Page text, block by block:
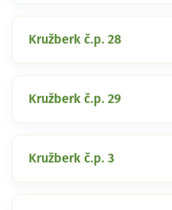
Kružberk č.p. 28
Kružberk č.p. 29
Kružberk č.p. 3